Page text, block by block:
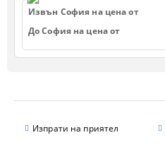
Изпрати на приятел
Извън София на цена от
До София на цена от